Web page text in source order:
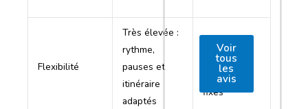
Flexibilité
Très élevée :
rythme,
pauses et
itinéraire
adaptés
Faible :
horaires et
programme
fixes
Voir
tous
les
avis